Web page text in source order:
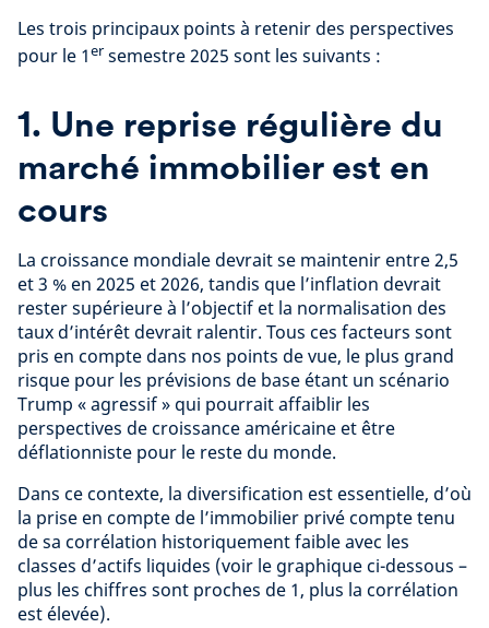
Les trois principaux points à retenir des perspectives
pour le 1ersemestre 2025 sont les suivants :
1. Une reprise régulière du
marché immobilier est en
cours
La croissance mondiale devrait se maintenir entre 2,5
et 3 % en 2025 et 2026, tandis que l’inflation devrait
rester supérieure à l’objectif et la normalisation des
taux d’intérêt devrait ralentir. Tous ces facteurs sont
pris en compte dans nos points de vue, le plus grand
risque pour les prévisions de base étant un scénario
Trump « agressif » qui pourrait affaiblir les
perspectives de croissance américaine et être
déflationniste pour le reste du monde.
Dans ce contexte, la diversification est essentielle, d’où
la prise en compte de l’immobilier privé compte tenu
de sa corrélation historiquement faible avec les
classes d’actifs liquides (voir le graphique ci-dessous –
plus les chiffres sont proches de 1, plus la corrélation
est élevée).